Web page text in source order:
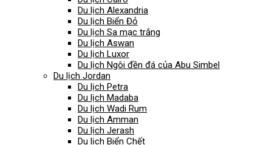
Du lịch Alexandria
Du lịch Biển Đỏ
Du lịch Sa mạc trắng
Du lịch Aswan
Du lịch Luxor
Du lịch Ngôi đền đá của Abu Simbel
Du lịch Jordan
Du lịch Petra
Du lịch Madaba
Du lịch Wadi Rum
Du lịch Amman
Du lịch Jerash
Du lịch Biển Chết